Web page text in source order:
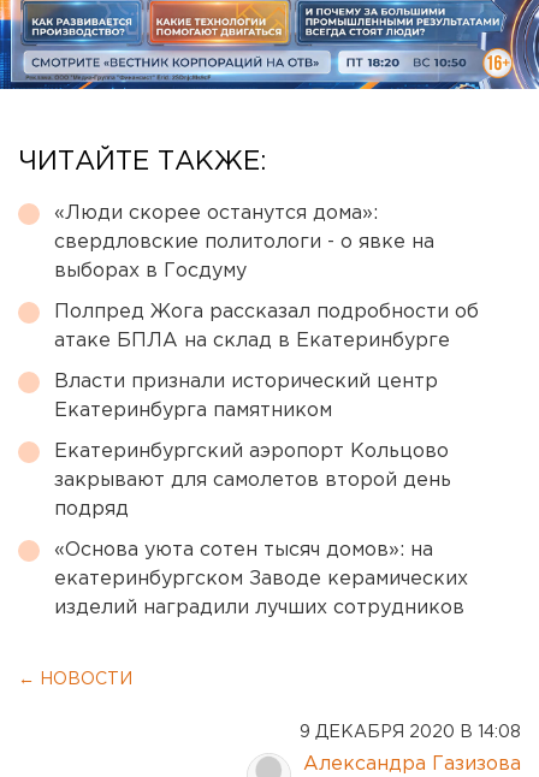
ЧИТАЙТЕ ТАКЖЕ:
«Люди скорее останутся дома»:
свердловские политологи - о явке на
выборах в Госдуму
Полпред Жога рассказал подробности об
атаке БПЛА на склад в Екатеринбурге
Власти признали исторический центр
Екатеринбурга памятником
Екатеринбургский аэропорт Кольцово
закрывают для самолетов второй день
подряд
«Основа уюта сотен тысяч домов»: на
екатеринбургском Заводе керамических
изделий наградили лучших сотрудников
← НОВОСТИ
9 ДЕКАБРЯ 2020 В 14:08
Александра Газизова